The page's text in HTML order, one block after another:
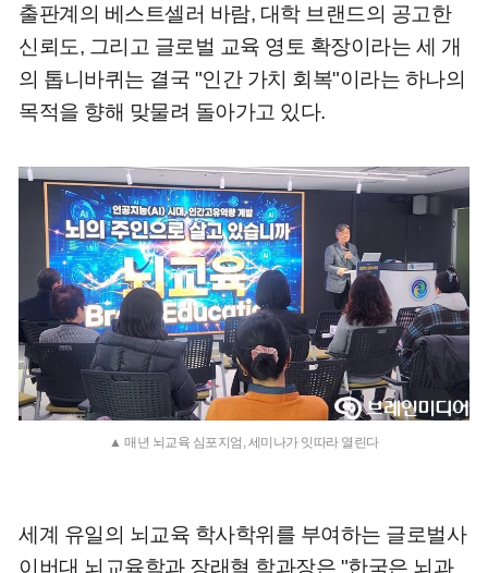
출판계의 베스트셀러 바람, 대학 브랜드의 공고한
신뢰도, 그리고 글로벌 교육 영토 확장이라는 세 개
의 톱니바퀴는 결국 "인간 가치 회복"이라는 하나의
목적을 향해 맞물려 돌아가고 있다.
▲ 매년 뇌교육 심포지엄, 세미나가 잇따라 열린다
세계 유일의 뇌교육 학사학위를 부여하는 글로벌사
이버대 뇌교육학과 장래혁 학과장은 "한국은 뇌과